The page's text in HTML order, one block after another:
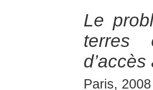
Le
terres
Paris, 2008